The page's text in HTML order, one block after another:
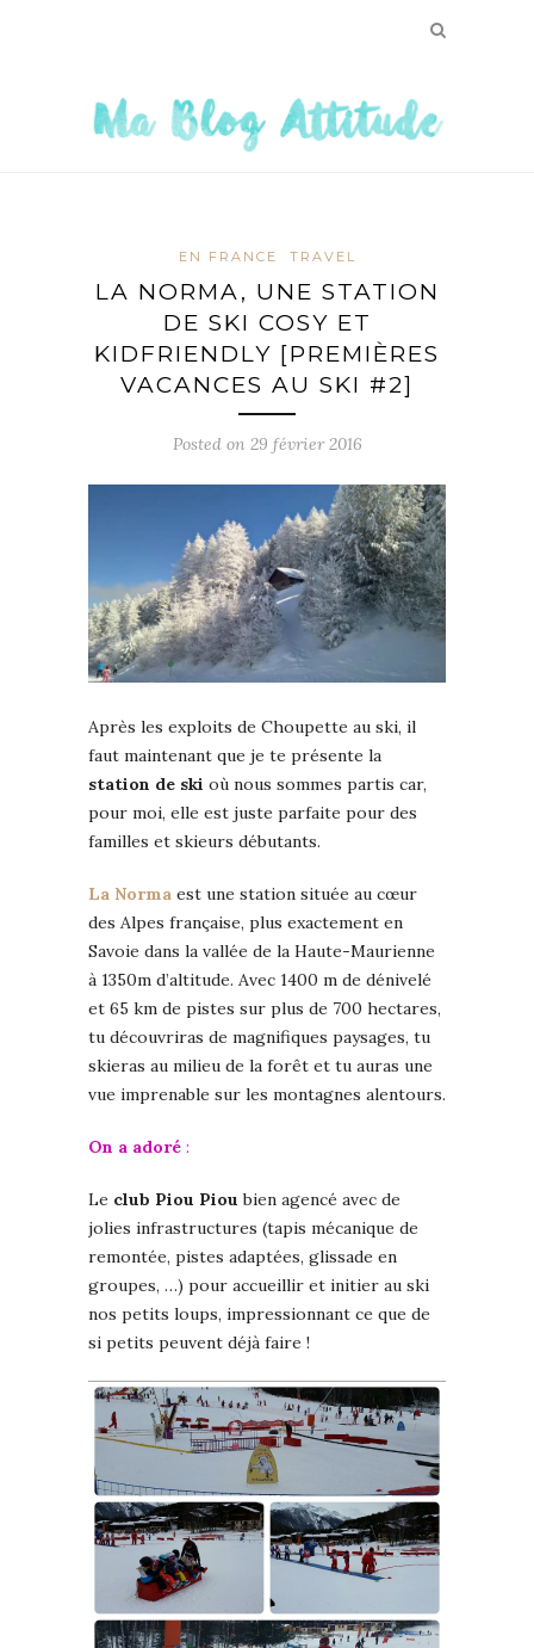
EN FRANCE TRAVEL
LA NORMA, UNE STATION
DE SKI COSY ET
KIDFRIENDLY [PREMIÈRES
VACANCES AU SKI #2]
Posted on 29 février 2016
Après les exploits de Choupette au ski, il
faut maintenant que je te présente la
station de ski où nous sommes partis car,
pour moi, elle est juste parfaite pour des
familles et skieurs débutants.
La Norma est une station située au cœur
des Alpes française, plus exactement en
Savoie dans la vallée de la Haute-Maurienne
à 1350m d’altitude. Avec 1400 m de dénivelé
et 65 km de pistes sur plus de 700 hectares,
tu découvriras de magnifiques paysages, tu
skieras au milieu de la forêt et tu auras une
vue imprenable sur les montagnes alentours.
On a adoré :
Le club Piou Piou bien agencé avec de
jolies infrastructures (tapis mécanique de
remontée, pistes adaptées, glissade en
groupes, …) pour accueillir et initier au ski
nos petits loups, impressionnant ce que de
si petits peuvent déjà faire !